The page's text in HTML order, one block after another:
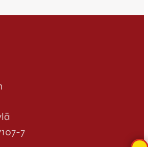
alkaen klo 17:30.…
7